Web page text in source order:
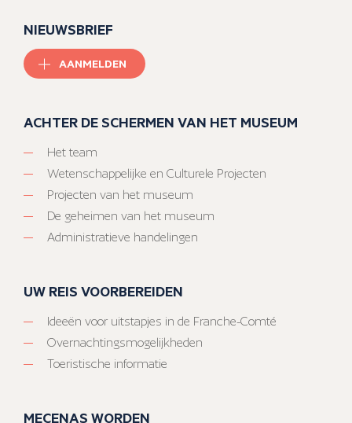
NIEUWSBRIEF
AANMELDEN
ACHTER DE SCHERMEN VAN HET MUSEUM
Het team
Wetenschappelijke en Culturele Projecten
Projecten van het museum
De geheimen van het museum
Administratieve handelingen
UW REIS VOORBEREIDEN
Ideeën voor uitstapjes in de Franche-Comté
Overnachtingsmogelijkheden
Toeristische informatie
MECENAS WORDEN